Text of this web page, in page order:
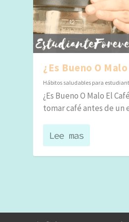
¿Es Bueno O
Hábitos saludables para
¿Es Bueno O Malo El
tomar café antes de un
Lee mas